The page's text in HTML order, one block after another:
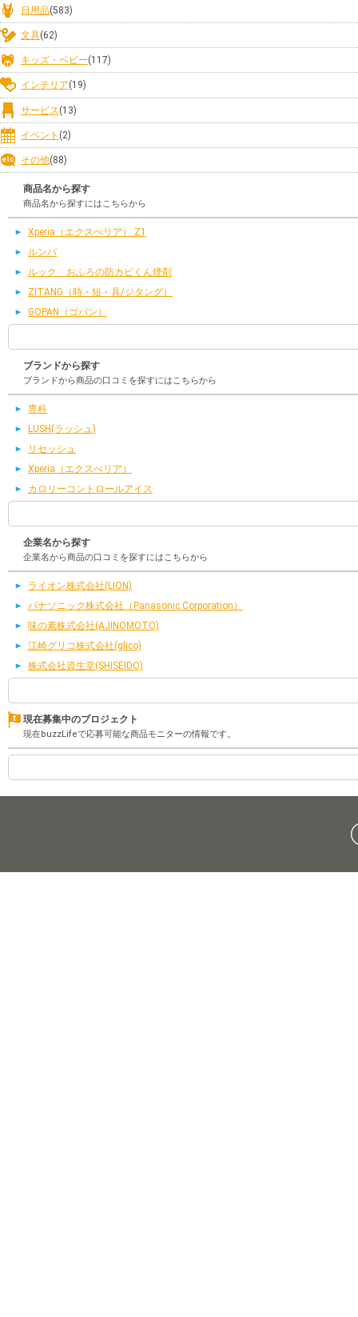
日用品(583)
文具(62)
キッズ・ベビー(117)
インテリア(19)
サービス (13)
イベント (2)
その他(88)
商品名から探す
商品名から探すにはこちらから
Xperia（エクスぺリア） Z1
ルンバ
ルック おふろの防カビくん煙剤
ZITANG（時・短・具/ジタング）
GOPAN（ゴパン）
ブランドから探す
ブランドから商品の口コミを探すにはこちらから
専科
LUSH(ラッシュ)
リセッシュ
Xperia（エクスぺリア）
カロリーコントロールアイス
企業名から探す
企業名から商品の口コミを探すにはこちらから
ライオン株式会社(LION)
パナソニック株式会社（Panasonic Corporation）
味の素株式会社(AJINOMOTO)
江崎グリコ株式会社(glico)
株式会社資生堂(SHISEIDO)
現在募集中のプロジェクト
現在buzzLifeで応募可能な商品モニターの情報です。